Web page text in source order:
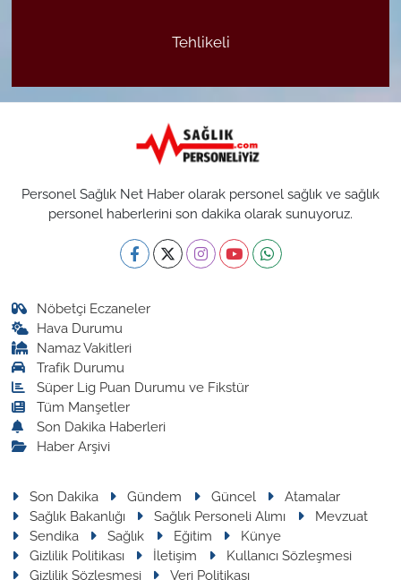
Tehlikeli
Personel Sağlık Net Haber olarak personel sağlık ve sağlık
personel haberlerini son dakika olarak sunuyoruz.
Nöbetçi Eczaneler
Hava Durumu
Namaz Vakitleri
Trafik Durumu
Süper Lig Puan Durumu ve Fikstür
Tüm Manşetler
Son Dakika Haberleri
Haber Arşivi
Son Dakika Gündem Güncel
Atamalar
Sağlık Bakanlığı
Sağlık Personeli Alımı
Mevzuat
Sendika
Sağlık Eğitim
Künye
Gizlilik Politikası
İletişim
Kullanıcı Sözleşmesi
Gizlilik Sözleşmesi
Veri Politikası